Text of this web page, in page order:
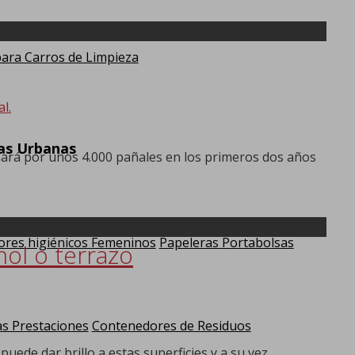
Carros de Limpieza
Urbanas
higiénicos FemeninosPapeleras Portabolsas
Prestaciones Contenedores de Residuos
por unos 4.000 pañales en los primeros dos años
o terrazo